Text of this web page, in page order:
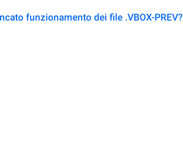
funzionamento dei file .VBOX-PREV?